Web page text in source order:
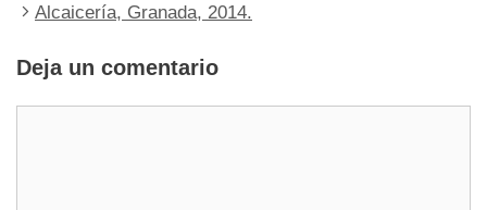
Alcaicería, Granada, 2014.
Deja un comentario